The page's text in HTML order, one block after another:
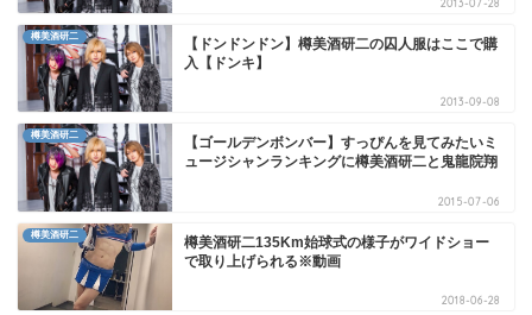
2013-07-28
樽美酒研二
【ドンドンドン】樽美酒研二の囚人服はここで購
入【ドンキ】
2013-09-08
樽美酒研二
【ゴールデンボンバー】すっぴんを見てみたいミ
ュージシャンランキングに樽美酒研二と鬼龍院翔
2015-07-06
樽美酒研二
樽美酒研二135Km始球式の様子がワイドショー
で取り上げられる※動画
2018-06-28